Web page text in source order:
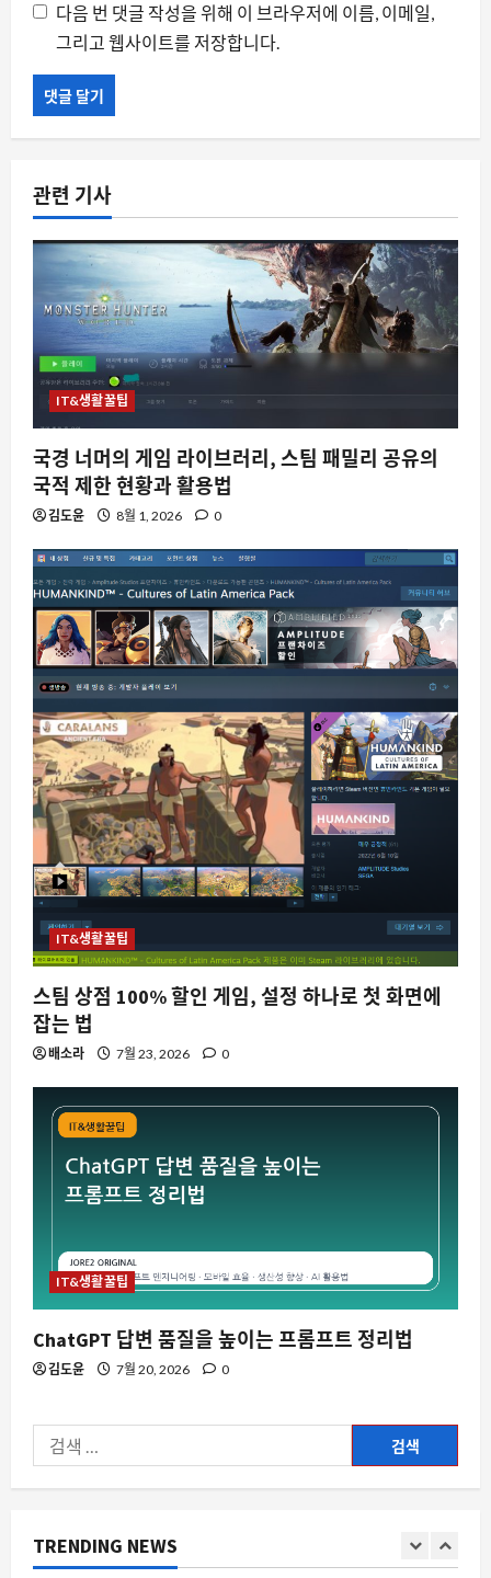
다음 번 댓글 작성을 위해 이 브라우저에 이름, 이메일,
그리고 웹사이트를 저장합니다.
관련 기사
IT&생활꿀팁
국경 너머의 게임 라이브러리, 스팀 패밀리 공유의
국적 제한 현황과 활용법
김도윤 8월 1, 2026 0
IT&생활꿀팁
스팀 상점 100% 할인 게임, 설정 하나로 첫 화면에
잡는 법
배소라 7월 23, 2026 0
IT&생활꿀팁
ChatGPT 답변 품질을 높이는 프롬프트 정리법
김도윤 7월 20, 2026 0
색:
TRENDING NEWS
스팀
실수로 삭제한 스팀 스크린샷, 복구 가능
한가
자동차
페라리 푸로상게의 변신, V12 의 시대가
스팀 리뷰가 ‘혼합’으로 평가된 숨은 명
작, 왜 다시 주목받나”
8월 7, 2026
전시회
제3회 대한민국 사회적가치 페스타
8월 7, 2026 0
서브라미의 전기차 마케팅 비용 3 배 증
가, 왜 판매는 오히려 떨어졌나
8월 7, 2026 0
스팀